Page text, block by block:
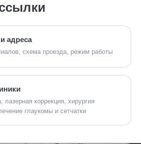
адреса
схема проезда, режим работы
лазерная коррекция, хирургия
глаукомы и сетчатки